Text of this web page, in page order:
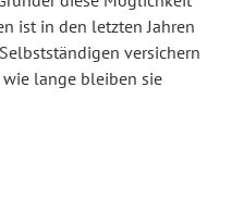
ist in den letzten Jahren
versichern
lange bleiben sie